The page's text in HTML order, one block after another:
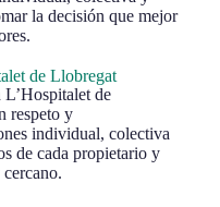
la decisión que mejor
de Llobregat
de
respeto y
individual, colectiva
de cada propietario y